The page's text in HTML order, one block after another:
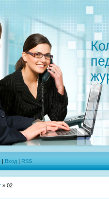
| Вход | RSS
» 02